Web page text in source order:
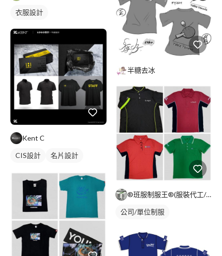
衣服設計
Kent C
CIS設計 名片設計
半糖去冰
®班服制服王®(服裝代工/公司制服/團體服/活動衣物)
公司/單位制服